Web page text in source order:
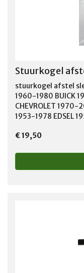
Stuurkogel
stuurkogel afstel
1960-1980 BUICK
CHEVROLET 1970-
1953-1978 EDSEL
1949-1972
€ 19,50